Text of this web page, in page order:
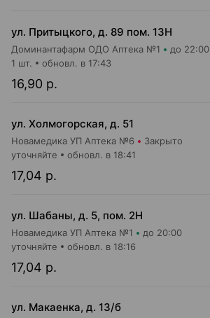
ул. Притыцкого, д. 89 пом. 13Н
Доминантафарм ОДО Аптека №1 до 22:00
16,90 р.
1 шт. обновл. в 17:43
ул. Холмогорская, д. 51
Новамедика УП Аптека №6 Закрыто
17,04 р.
уточняйте обновл. в 18:41
ул. Шабаны, д. 5, пом. 2Н
Новамедика УП Аптека №1 до 20:00
17,04 р.
уточняйте обновл. в 18:16
ул. Макаенка, д. 13/б